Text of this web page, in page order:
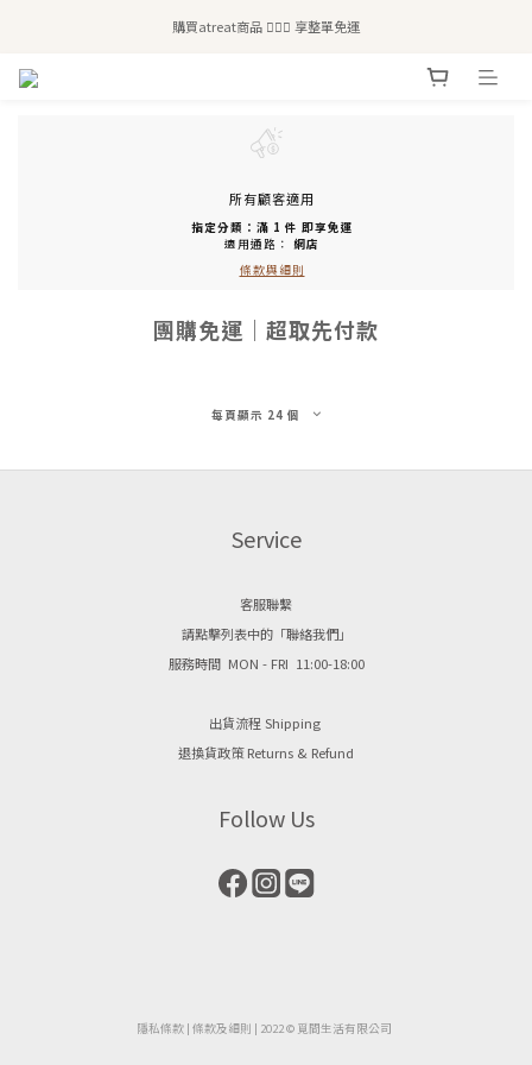
全站滿$2,500免運｜6/30前 含新品滿$1,300超取免運
購買atreat商品 💆🏻‍♀️ 享整單免運
所有顧客適用
指定分類：滿 1 件 即享免運
適用通路： 網店
條款與細則
團購免運｜超取先付款
每頁顯示 24 個
Service
客服聯繫
請點擊列表中的「聯絡我們」
服務時間 MON - FRI 11:00-18:00
出貨流程 Shipping
退換貨政策 Returns & Refund
Follow Us
隱私條款| ​ 條款及細則 | 2022 © 覓間生活有限公司